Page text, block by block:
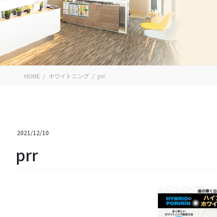
HOME ホワイトニング prr
2021/12/10
prr